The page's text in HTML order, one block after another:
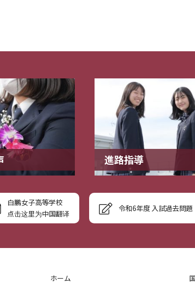
進路指導
白鵬女子高等学校
点击这里为中国翻译
令和6年度 入試過去問題
ホーム